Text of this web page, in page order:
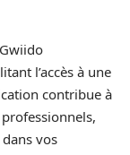
l’accès à une
contribue à
vos